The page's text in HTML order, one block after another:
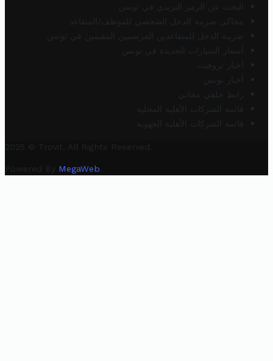
البحث عن الرمز البريدي في تونس
محاكي ضريبة الدخل الشخصي للموظف/المتقاعد
ضريبة الدخل للمتقاعدين الفرنسيين المقيمين في تونس
أسعار السيارات الجديدة في تونس
أخبار تروفيت
أخبار تونس
رابط خلفي مجاني
قائمة الشركات الأهلية المحلية
قائمة الشركات الأهلية الجهوية
2025 © Trovit. All Rights Reserved.
Powered By MegaWeb